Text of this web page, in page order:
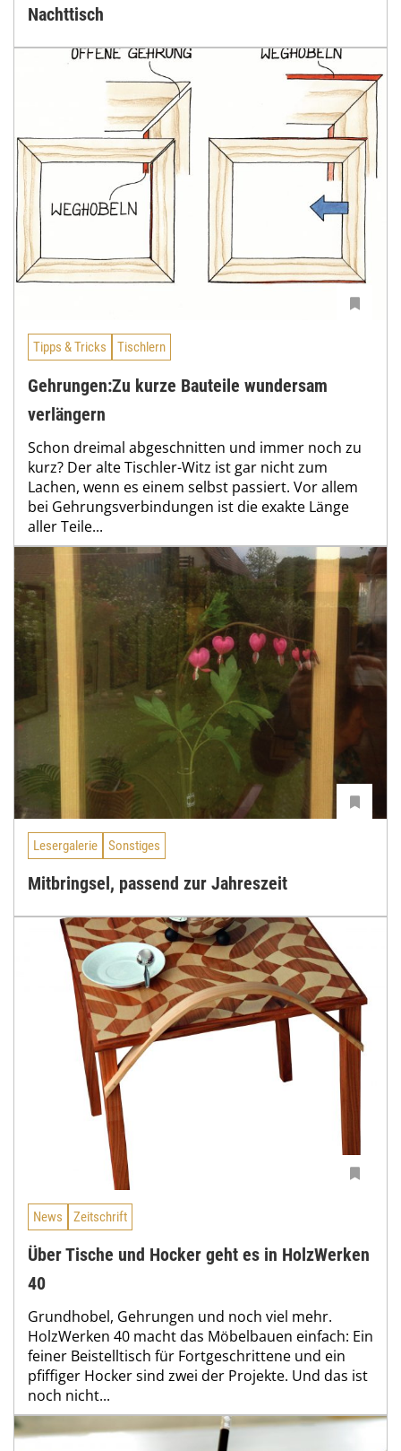
Nachttisch
Tipps & Tricks Tischlern
Gehrungen:Zu kurze Bauteile wundersam
verlängern
Schon dreimal abgeschnitten und immer noch zu
kurz? Der alte Tischler-Witz ist gar nicht zum
Lachen, wenn es einem selbst passiert. Vor allem
bei Gehrungsverbindungen ist die exakte Länge
aller Teile...
Lesergalerie Sonstiges
Mitbringsel, passend zur Jahreszeit
News Zeitschrift
Über Tische und Hocker geht es in HolzWerken
40
Grundhobel, Gehrungen und noch viel mehr.
HolzWerken 40 macht das Möbelbauen einfach: Ein
feiner Beistelltisch für Fortgeschrittene und ein
pfiffiger Hocker sind zwei der Projekte. Und das ist
noch nicht...